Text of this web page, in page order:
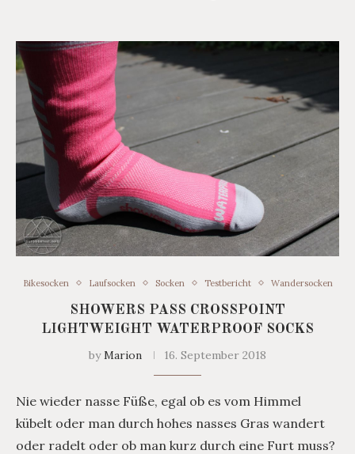
Bikesocken Laufsocken Socken Testbericht Wandersocken
SHOWERS PASS CROSSPOINT
LIGHTWEIGHT WATERPROOF SOCKS
by Marion 16. September 2018
Nie wieder nasse Füße, egal ob es vom Himmel
kübelt oder man durch hohes nasses Gras wandert
oder radelt oder ob man kurz durch eine Furt muss?